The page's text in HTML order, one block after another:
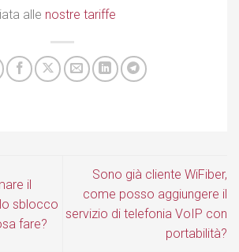
alle nostre tariffe
il
sblocco
fare?
Sono già cliente WiFiber,
come posso aggiungere il
servizio di telefonia VoIP con
portabilità?